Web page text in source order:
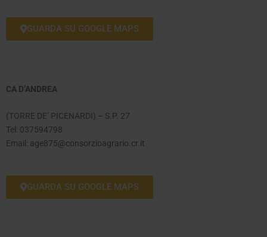
GUARDA SU GOOGLE MAPS
CA D’ANDREA
(TORRE DE’ PICENARDI) – S.P. 27
Tel: 037594798
Email: age875@consorzioagrario.cr.it
GUARDA SU GOOGLE MAPS